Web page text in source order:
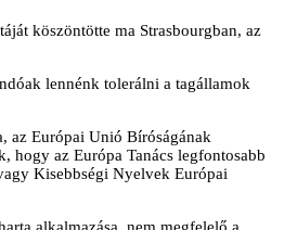
köszöntötte ma Strasbourgban, az
lennénk tolerálni a tagállamok
az Európai Unió Bíróságának
hogy az Európa Tanács legfontosabb
Kisebbségi Nyelvek Európai
alkalmazása, nem megfelelő a